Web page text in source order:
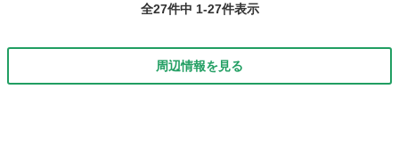
全27件中 1-27件表示
周辺情報を見る